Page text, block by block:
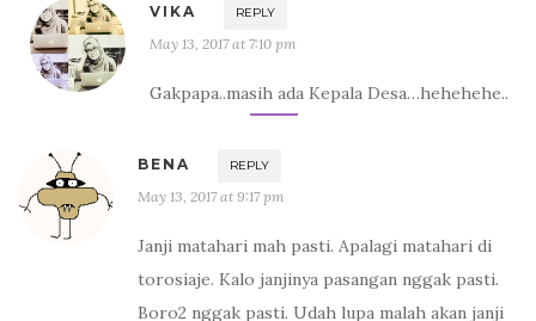
VIKA REPLY
May 13, 2017 at 7:10 pm
Gakpapa..masih ada Kepala Desa…hehehehe..
BENA REPLY
May 13, 2017 at 9:17 pm
Janji matahari mah pasti. Apalagi matahari di
torosiaje. Kalo janjinya pasangan nggak pasti.
Boro2 nggak pasti. Udah lupa malah akan janji